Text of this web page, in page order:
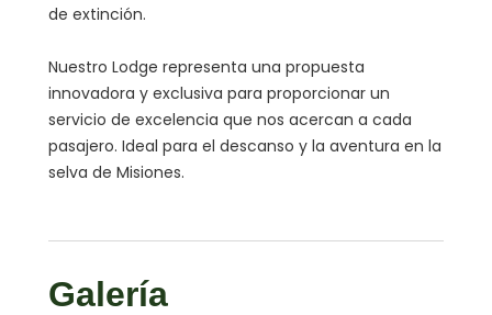
de extinción.
Nuestro Lodge representa una propuesta
innovadora y exclusiva para proporcionar un
servicio de excelencia que nos acercan a cada
pasajero. Ideal para el descanso y la aventura en la
selva de Misiones.
Galería